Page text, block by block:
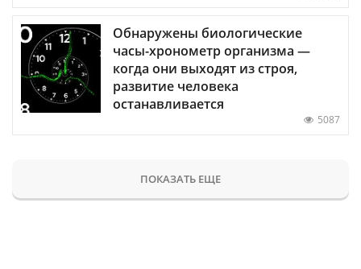
Обнаружены биологические
часы-хронометр организма —
когда они выходят из строя,
развитие человека
останавливается
5087
ПОКАЗАТЬ ЕЩЕ